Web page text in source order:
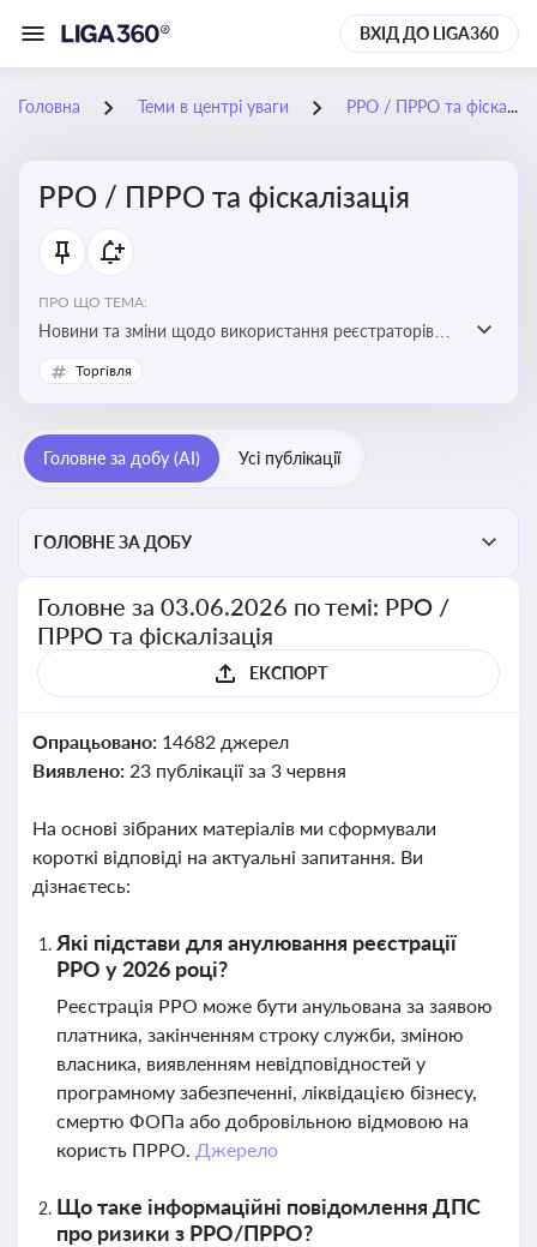
ВХІД ДО LIGA360
Головна Теми в центрі уваги РРО / ПРРО та фіскалізація
РРО / ПРРО та фіскалізація
ПРО ЩО ТЕМА:
Новини та зміни щодо використання реєстраторів
розрахункових операцій, аналіз законодавства про
РРО, позиції ДПС та судів щодо РРО
Торгівля
Головне за добу (AI) Усі публікації
ГОЛОВНЕ ЗА ДОБУ
Головне за 03.06.2026 по темі: РРО /
ПРРО та фіскалізація
ЕКСПОРТ
Опрацьовано: 14682 джерел
Виявлено: 23 публікації за 3 червня
На основі зібраних матеріалів ми сформували
короткі відповіді на актуальні запитання. Ви
дізнаєтесь:
Які підстави для анулювання реєстрації
РРО у 2026 році?
Реєстрація РРО може бути анульована за заявою
платника, закінченням строку служби, зміною
власника, виявленням невідповідностей у
програмному забезпеченні, ліквідацією бізнесу,
смертю ФОПа або добровільною відмовою на
користь ПРРО. Джерело
Що таке інформаційні повідомлення ДПС
про ризики з РРО/ПРРО?